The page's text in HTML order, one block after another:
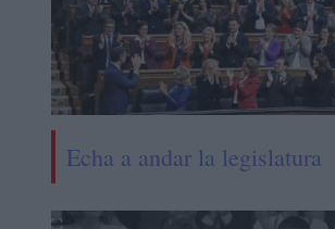
Echa a andar la legislatura